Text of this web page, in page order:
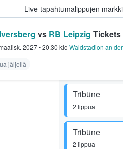
Live-tapahtumalippujen
- missä fanit
vs RB Leipzig Tickets
2027•20.30 klo Waldstadion an
jäljellä
Tribüne
2 lippua
Tribüne
2 lippua